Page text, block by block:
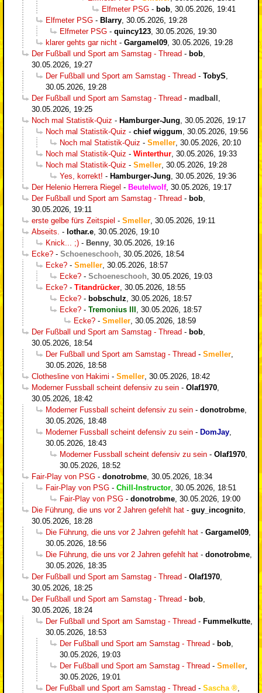
Elfmeter PSG - bob 30.05.2026, 19:41
Elfmeter PSG - Blarry 30.05.2026, 19:28
Elfmeter PSG - quincy123 30.05.2026, 19:30
klarer gehts gar nicht - Gargamel09 30.05.2026, 19:28
Der Fußball und Sport am Samstag - Thread - bob
30.05.2026, 19:27
Der Fußball und Sport am Samstag - Thread - TobyS
30.05.2026, 19:28
Der Fußball und Sport am Samstag - Thread - madball
30.05.2026, 19:25
Noch mal Statistik-Quiz - Hamburger-Jung 30.05.2026, 19:17
Noch mal Statistik-Quiz - chief wiggum 30.05.2026, 19:56
Noch mal Statistik-Quiz - Smeller 30.05.2026, 20:10
Noch mal Statistik-Quiz - Winterthur 30.05.2026, 19:33
Noch mal Statistik-Quiz - Smeller 30.05.2026, 19:28
Yes, korrekt! - Hamburger-Jung 30.05.2026, 19:36
Der Helenio Herrera Riegel - Beutelwolf, 30.05.2026, 19:17
Der Fußball und Sport am Samstag - Thread - bob
30.05.2026, 19:11
erste gelbe fürs Zeitspiel - Smeller 30.05.2026, 19:11
Abseits. - lothar.e 30.05.2026, 19:10
Knick... ;) - Benny 30.05.2026, 19:16
Ecke? - Schoeneschooh 30.05.2026, 18:54
Ecke? - Smeller 30.05.2026, 18:57
Ecke? - Schoeneschooh 30.05.2026, 19:03
Ecke? - Titandrücker 30.05.2026, 18:55
Ecke? - bobschulz 30.05.2026, 18:57
Ecke? - Tremonius III
30.05.2026, 18:57
Ecke? - Smeller 30.05.2026, 18:59
Der Fußball und Sport am Samstag - Thread - bob
30.05.2026, 18:54
Der Fußball und Sport am Samstag - Thread - Smeller
30.05.2026, 18:58
Clothesline von Hakimi - Smeller 30.05.2026, 18:42
Moderner Fussball scheint defensiv zu sein - Olaf1970
30.05.2026, 18:42
Moderner Fussball scheint defensiv zu sein - donotrobme
30.05.2026, 18:48
Moderner Fussball scheint defensiv zu sein - DomJay
30.05.2026, 18:43
Moderner Fussball scheint defensiv zu sein - Olaf1970
30.05.2026, 18:52
Fair-Play von PSG - donotrobme 30.05.2026, 18:34
Fair-Play von PSG - Chill-Instructor 30.05.2026, 18:51
Fair-Play von PSG - donotrobme 30.05.2026, 19:00
Die Führung, die uns vor 2 Jahren gefehlt hat - guy_incognito
30.05.2026, 18:28
Die Führung, die uns vor 2 Jahren gefehlt hat - Gargamel09
30.05.2026, 18:56
Die Führung, die uns vor 2 Jahren gefehlt hat - donotrobme
30.05.2026, 18:35
Der Fußball und Sport am Samstag - Thread - Olaf1970
30.05.2026, 18:25
Der Fußball und Sport am Samstag - Thread - bob
30.05.2026, 18:24
Der Fußball und Sport am Samstag - Thread - Fummelkutte
30.05.2026, 18:53
Der Fußball und Sport am Samstag - Thread - bob
30.05.2026, 19:03
Der Fußball und Sport am Samstag - Thread - Smeller
30.05.2026, 19:01
Der Fußball und Sport am Samstag - Thread - Sascha